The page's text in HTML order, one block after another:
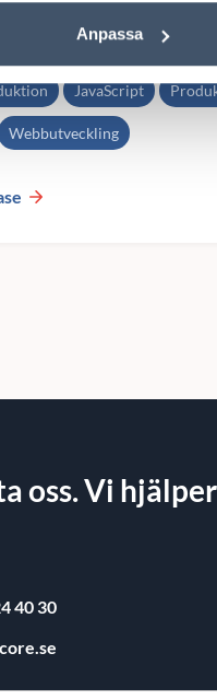
Anpassa
var snabba iterationer mot en
JavaScript
Webbutveckling
oss. Vi
40 30